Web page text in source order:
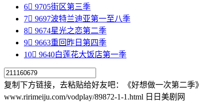
6 9705街区第三季
7 9697波特兰迪亚第一至八季
8 9674星光之恋第二季
9 9663重回昨日第四季
10 9640白莲花大饭店第一季
复制下方链接，去粘贴给好友吧：
《好想做一次第二季》
www.ririmeiju.com/vodplay/89872-1-1.html 日日美剧网